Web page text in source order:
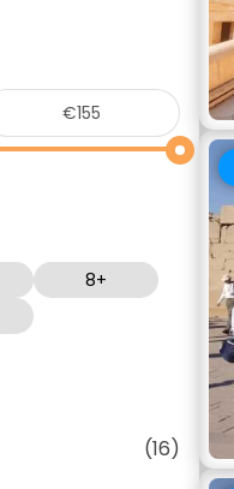
8+
(16)